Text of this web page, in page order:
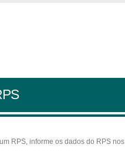
RPS, informe os dados do RPS nos